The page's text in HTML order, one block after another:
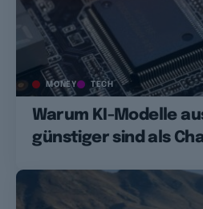
MONEY TECH
Warum KI-Modelle
günstiger sind als